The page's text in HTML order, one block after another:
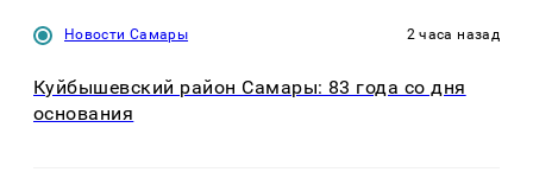
Новости Самары 2 часа назад
Куйбышевский район Самары: 83 года со дня
основания